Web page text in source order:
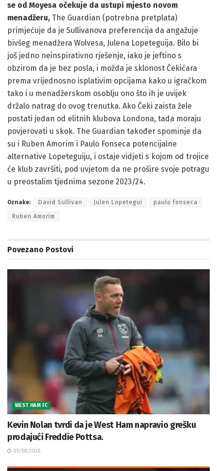
se od Moyesa očekuje da ustupi mjesto novom
menadžeru, The Guardian (potrebna pretplata)
primjećuje da je Sullivanova preferencija da angažuje
bivšeg menadžera Wolvesa, Julena Lopeteguija. Bilo bi
još jedno neinspirativno rješenje, iako je jeftino s
obzirom da je bez posla, i možda je sklonost Čekićara
prema vrijednosno isplativim opcijama kako u igračkom
tako i u menadžerskom osoblju ono što ih je uvijek
držalo natrag do ovog trenutka. Ako Čeki zaista žele
postati jedan od elitnih klubova Londona, tada moraju
povjerovati u skok. The Guardian također spominje da
su i Ruben Amorim i Paulo Fonseca potencijalne
alternative Lopeteguiju, i ostaje vidjeti s kojom od trojice
će klub završiti, pod uvjetom da ne prošire svoje potragu
u preostalim tjednima sezone 2023/24.
Oznake: David Sullivan Julen Lopetegui paulo fonseca
Ruben Amorim
Povezano Postovi
WEST HAM FC
Kevin Nolan tvrdi da je West Ham napravio grešku
prodajući Freddie Pottsa.
05/08/2026